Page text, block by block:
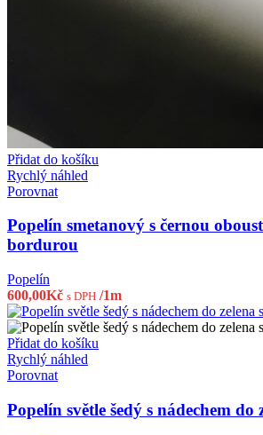
Přidat do košíku
Rychlý náhled
Porovnat
Popelín smetanový s černou
bordurou
Popelín
600,00Kč s DPH /1m
Přidat do košíku
Rychlý náhled
Porovnat
Popelín světle šedý s nádechem do